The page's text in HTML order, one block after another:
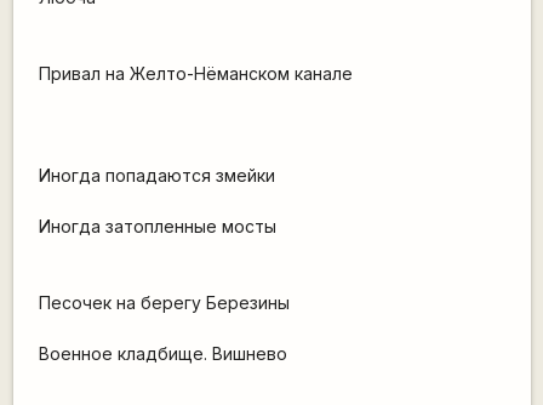
Привал на Желто-Нёманском канале
Иногда попадаются змейки
Иногда затопленные мосты
Песочек на берегу Березины
Военное кладбище. Вишнево